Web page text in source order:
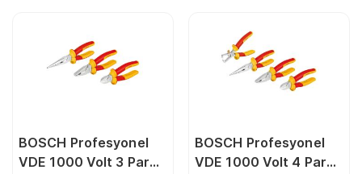
BOSCH Profesyonel
VDE 1000 Volt 3 Parça
BOSCH Profesyonel
VDE 1000 Volt 4 Parça